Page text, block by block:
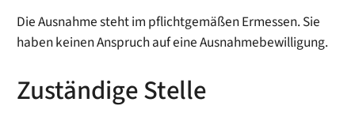
Die Ausnahme steht im pflichtgemäßen Ermessen. Sie
haben keinen Anspruch auf eine Ausnahmebewilligung.
Zuständige Stelle